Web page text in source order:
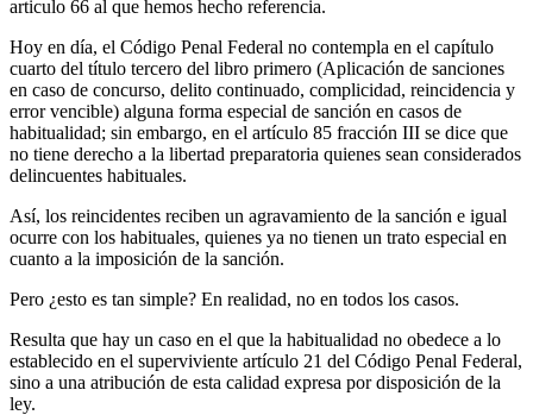
articulo 66 al que hemos hecho referencia.
Hoy en día, el Código Penal Federal no contempla en el capítulo
cuarto del título tercero del libro primero (Aplicación de sanciones
en caso de concurso, delito continuado, complicidad, reincidencia y
error vencible) alguna forma especial de sanción en casos de
habitualidad; sin embargo, en el artículo 85 fracción III se dice que
no tiene derecho a la libertad preparatoria quienes sean considerados
delincuentes habituales.
Así, los reincidentes reciben un agravamiento de la sanción e igual
ocurre con los habituales, quienes ya no tienen un trato especial en
cuanto a la imposición de la sanción.
Pero ¿esto es tan simple? En realidad, no en todos los casos.
Resulta que hay un caso en el que la habitualidad no obedece a lo
establecido en el superviviente artículo 21 del Código Penal Federal,
sino a una atribución de esta calidad expresa por disposición de la
ley.